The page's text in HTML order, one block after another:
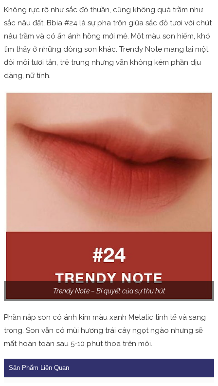
Không rực rỡ như sắc đỏ thuần, cũng không quá trầm như
sắc nâu đất, Bbia #24 là sự pha trộn giữa sắc đỏ tươi với chút
nâu trầm và có ẩn ánh hồng mới mẻ. Một màu son hiếm, khó
tìm thấy ở những dòng son khác. Trendy Note mang lại một
đôi môi tươi tắn, trẻ trung nhưng vẫn không kém phần dịu
dàng, nữ tính.
Trendy Note – Bí quyết của sự thu hút
Phần nắp son có ánh kim màu xanh Metalic tinh tế và sang
trọng. Son vẫn có mùi hương trái cây ngọt ngào nhưng sẽ
mất hoàn toàn sau 5-10 phút thoa trên môi.
Sản Phẩm Liên Quan